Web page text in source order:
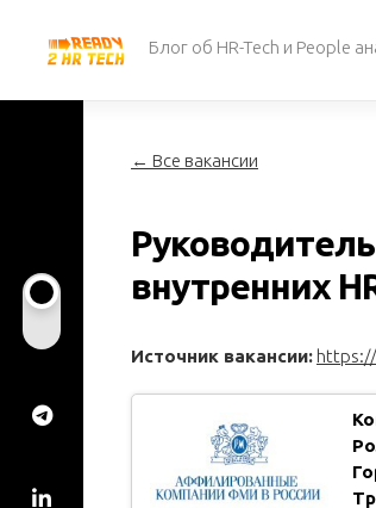
содержанию
Блог об HR-Tech и People
← Все вакансии
внутренних
Источник вакансии: https://